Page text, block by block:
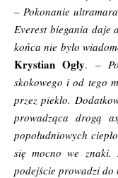
– Pokonanie
Everest biegania daje
końca nie było
Krystian Ogły. –
skokowego i od tego
przez piekło.
prowadząca drogą
popołudniowych
się mocno we znaki.
podejście prowadzi do